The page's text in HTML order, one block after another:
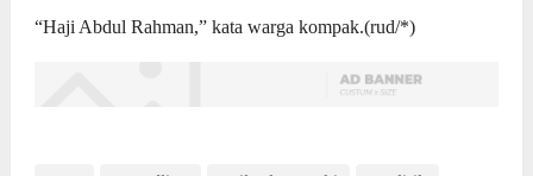
“Haji Abdul Rahman,” kata warga kompak.(rud/*)